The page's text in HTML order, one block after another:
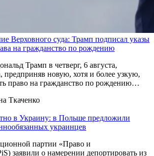
Верховного суда: Трамп подписал указы
на гражданство по рождению
Трамп в четверг, 6 августа,
предприняв новую, хотя и более узкую,
право на гражданство по рождению…
Ткаченко
в Украину: в Польше предложили
украинцев
партии «Право и
заявили о намерении депортировать из